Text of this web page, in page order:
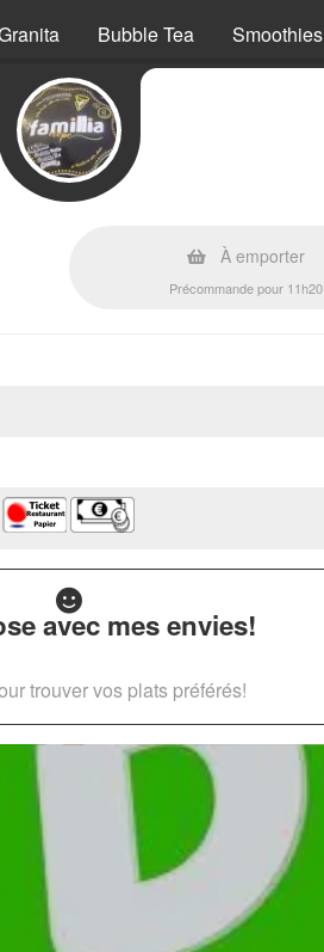
Bubble Tea Smoothies
À emporter
Précommande pour 11h20
avec mes envies!
trouver vos plats préférés!